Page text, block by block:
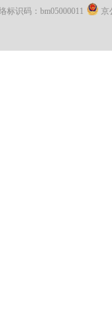
标识码：bm05000011
京